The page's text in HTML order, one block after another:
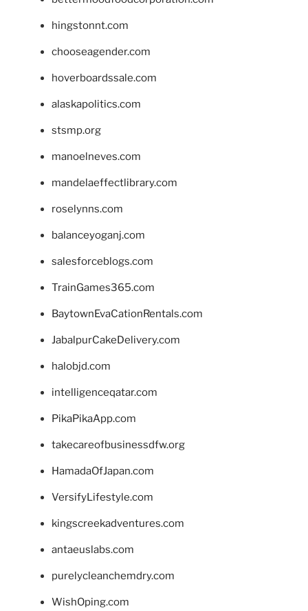
hingstonnt.com
chooseagender.com
hoverboardssale.com
alaskapolitics.com
stsmp.org
manoelneves.com
mandelaeffectlibrary.com
roselynns.com
balanceyoganj.com
salesforceblogs.com
TrainGames365.com
BaytownEvaCationRentals.com
JabalpurCakeDelivery.com
halobjd.com
intelligenceqatar.com
PikaPikaApp.com
takecareofbusinessdfw.org
HamadaOfJapan.com
VersifyLifestyle.com
kingscreekadventures.com
antaeuslabs.com
purelycleanchemdry.com
WishOping.com